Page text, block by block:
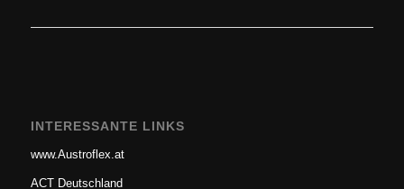
INTERESSANTE LINKS
www.Austroflex.at
ACT Deutschland